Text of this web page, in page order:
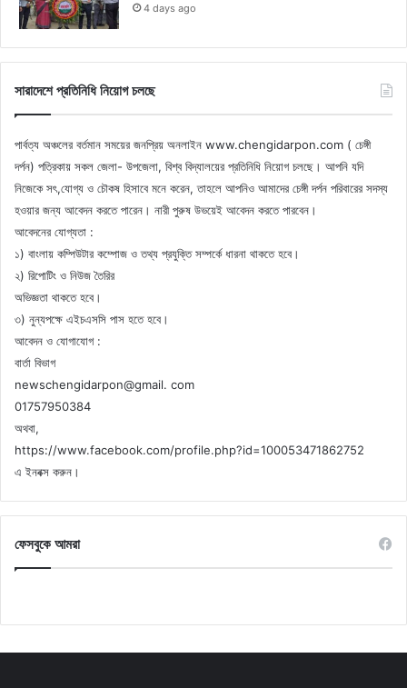
4 days ago
সারাদেশে প্রতিনিধি নিয়োগ চলছে
পার্বত্য অঞ্চলের বর্তমান সময়ের জনপ্রিয় অনলাইন www.chengidarpon.com ( চেঙ্গী
দর্পন) পত্রিকায় সকল জেলা- উপজেলা, বিশ্ব বিদ্যালয়ের প্রতিনিধি নিয়োগ চলছে। আপনি যদি
নিজেকে সৎ,যোগ্য ও চৌকষ হিসাবে মনে করেন, তাহলে আপনিও আমাদের চেঙ্গী দর্পন পরিবারের সদস্য
হওয়ার জন্য আবেদন করতে পারেন। নারী পুরুষ উভয়েই আবেদন করতে পারবেন।
আবেদনের যোগ্যতা :
১) বাংলায় কম্পিউটার কম্পোজ ও তথ্য প্রযুক্তি সম্পর্কে ধারনা থাকতে হবে।
২) রিপোটিং ও নিউজ তৈরির
অভিজ্ঞতা থাকতে হবে।
৩) নুন্যপক্ষে এইচএসসি পাস হতে হবে।
আবেদন ও যোগাযোগ :
বার্তা বিভাগ
newschengidarpon@gmail. com
01757950384
অথবা,
https://www.facebook.com/profile.php?id=100053471862752
এ ইনবক্স করুন।
ফেসবুকে আমরা